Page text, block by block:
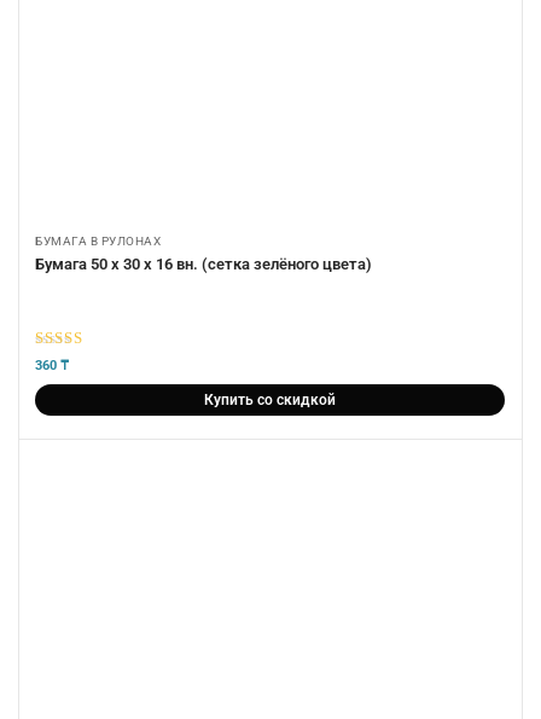
БУМАГА В РУЛОНАХ
Бумага 50 х 30 х 16 вн. (сетка зелёного цвета)
5из 5
360 ₸
Купить со скидкой